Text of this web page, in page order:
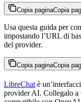
Copia paginaCopia
Usa questa guida per
impostando l’URL di
del provider.
Copia paginaCopia
LibreChat è
provider AI. Collegalo a